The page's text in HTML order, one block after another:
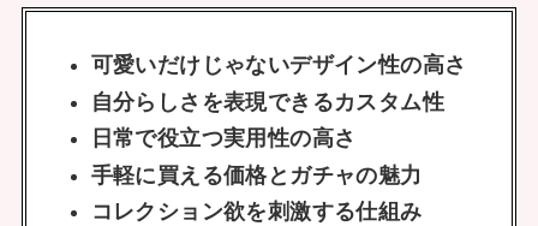
可愛いだけじゃないデザイン性の高さ
自分らしさを表現できるカスタム性
日常で役立つ実用性の高さ
手軽に買える価格とガチャの魅力
コレクション欲を刺激する仕組み